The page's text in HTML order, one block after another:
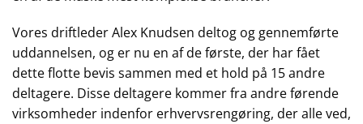
Vores driftleder Alex Knudsen deltog og gennemførte
uddannelsen, og er nu en af de første, der har fået
dette flotte bevis sammen med et hold på 15 andre
deltagere. Disse deltagere kommer fra andre førende
virksomheder indenfor erhvervsrengøring, der alle ved,